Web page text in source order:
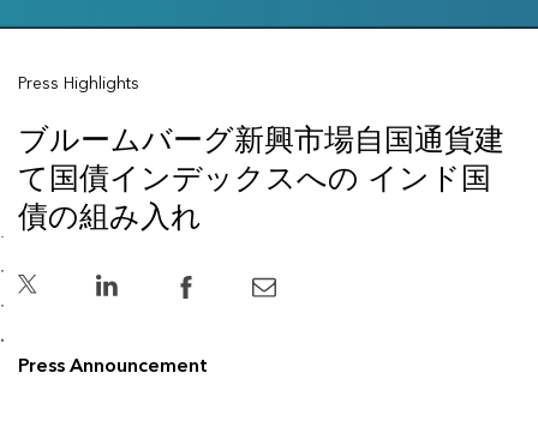
Press Highlights
ブルームバーグ新興市場自国通貨建
て国債インデックスへの インド国
債の組み入れ
Press Announcement